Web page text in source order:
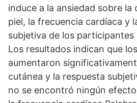
induce a la ansiedad sobre la
piel, la frecuencia cardíaca y
subjetiva de los participantes
Los resultados indican que
aumentaron
cutánea y la respuesta
no se encontró ningún